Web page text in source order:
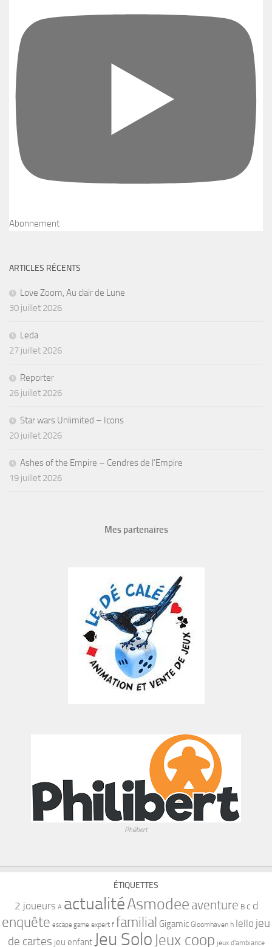
Abonnement
ARTICLES RÉCENTS
Love Zoom, Au clair de Lune
30 juillet 2026
Leda
27 juillet 2026
Reporter
26 juillet 2026
Star wars Unlimited – Icons
20 juillet 2026
Ashes of the Empire – Cendres de l’Empire
19 juillet 2026
Mes partenaires
Philibert
ÉTIQUETTES
2 joueurs A actualitéAsmodee aventure B c d
enquête escape game expert f familial Gigamic Gloomhaven h Iello jeu
de cartes jeu enfant Jeu Solo Jeux coop jeux d'ambiance